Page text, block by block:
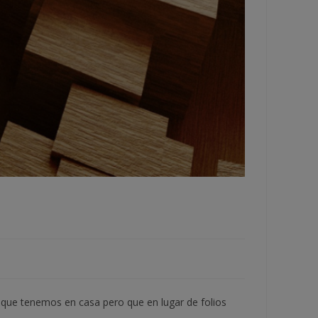
tenemos en casa pero que en lugar de folios